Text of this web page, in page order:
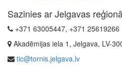
Sazinies ar Jelgavas
+371 63005447, +371 25619266
Akadēmijas iela 1, Jelgava, LV-
tic@tornis.jelgava.lv